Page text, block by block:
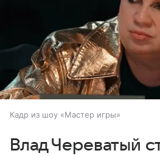
Кадр из шоу «Мастер игры»
Влад Череватый